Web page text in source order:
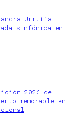
Urrutia
sinfónica en
2026 del
memorable en